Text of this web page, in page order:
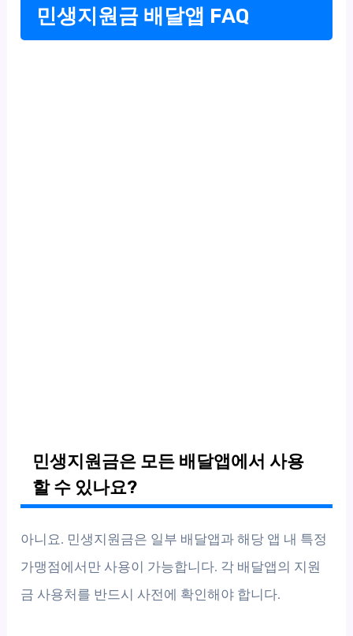
민생지원금 배달앱 FAQ
민생지원금은 모든 배달앱에서 사용
할 수 있나요?
아니요. 민생지원금은 일부 배달앱과 해당 앱 내 특정
가맹점에서만 사용이 가능합니다. 각 배달앱의 지원
금 사용처를 반드시 사전에 확인해야 합니다.